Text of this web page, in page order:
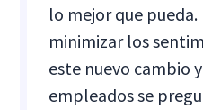
lo mejor que pueda.
minimizar los
este nuevo cambio
empleados se